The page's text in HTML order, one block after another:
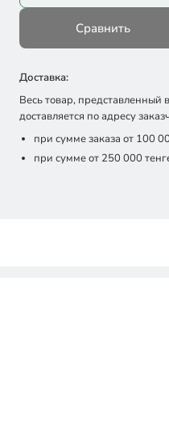
Сравнить
Доставка:
Весь товар,
доставляется по адресу
при сумме заказа от 100
при сумме от 250 000